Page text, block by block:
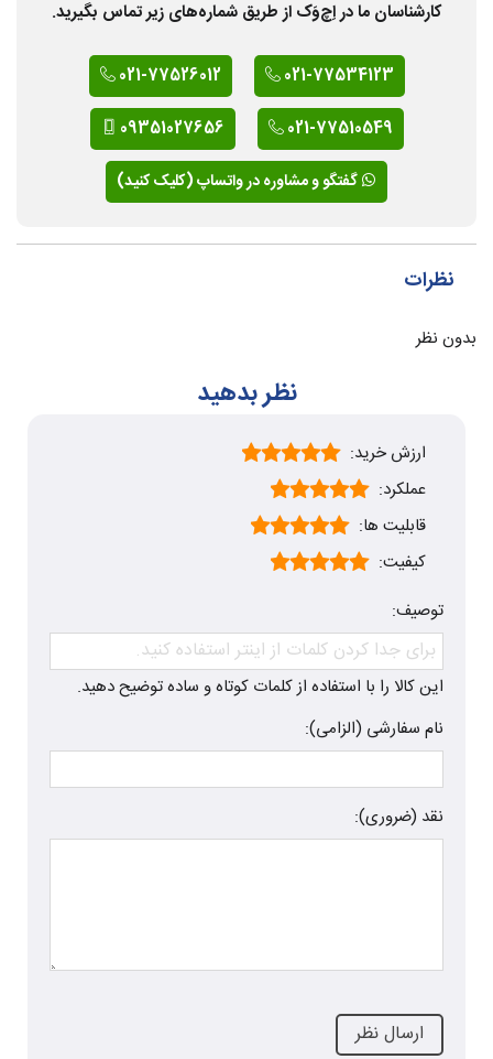
کارشناسان ما در اِچ‌وَک از طریق شماره‌های زیر تماس بگیرید.
021-77534123
021-77526012
021-77510549
09351027656
گفتگو و مشاوره در واتساپ (کلیک کنید)
نظرات
بدون نظر
نظر بدهید
ارزش خرید:
عملکرد:
قابلیت ها:
کیفیت:
توصیف:
این کالا را با استفاده از کلمات کوتاه و ساده توضیح دهید.
نام سفارشی (الزامی):
نقد (ضروری):